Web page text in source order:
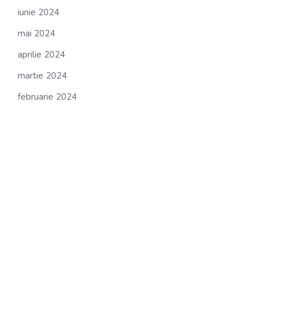
iunie 2024
mai 2024
aprilie 2024
martie 2024
februarie 2024